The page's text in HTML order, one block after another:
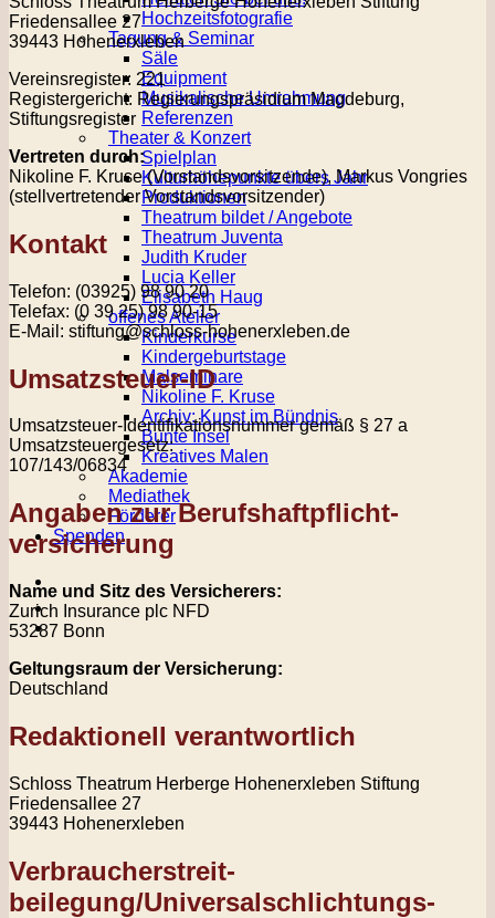
Hochzeitsfotografie
Tagung & Seminar
Säle
Equipment
Musikalische Umrahmung
Referenzen
Theater & Konzert
Spielplan
Kulturhöhepunkte übers Jahr
Produktionen
Theatrum bildet / Angebote
Theatrum Juventa
Judith Kruder
Lucia Keller
Elisabeth Haug
offenes Atelier
Kinderkurse
Kindergeburtstage
Malseminare
Nikoline F. Kruse
Archiv: Kunst im Bündnis
Bunte Insel
Kreatives Malen
Akademie
Mediathek
Förderer
Spenden
Friedensallee 27
39443 Hohenerxleben
Vereinsregister: 221
Registergericht: Regierungspräsidium Magdeburg,
Stiftungsregister
Vertreten durch:
Nikoline F. Kruse (Vorstandsvorsitzende), Markus Vongries
(stellvertretender Vorstandsvorsitzender)
Kontakt
Telefon: (03925) 98 90 20
Telefax: (0 39 25) 98 90-15
E-Mail: stiftung@schloss-hohenerxleben.de
Umsatzsteuer-ID
Umsatzsteuer-Identifikationsnummer gemäß § 27 a
Umsatzsteuergesetz:
107/143/06834
Angaben zur Berufs­haftpflicht­
versicherung
Name und Sitz des Versicherers:
Zurich Insurance plc NFD
53287 Bonn
Geltungsraum der Versicherung:
Deutschland
Redaktionell verantwortlich
Schloss Theatrum Herberge Hohenerxleben Stiftung
Friedensallee 27
39443 Hohenerxleben
Verbraucher­streit­
beilegung/Universal­schlichtungs­